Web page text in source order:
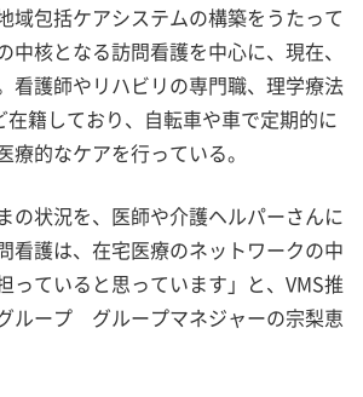
域包括ケアシステムの構築をうたって
中核となる訪問看護を中心に、現在、
看護師やリハビリの専門職、理学療法
籍しており、自転車や車で定期的に
療的なケアを行っている。
の状況を、医師や介護ヘルパーさんに
看護は、在宅医療のネットワークの中
っていると思っています」と、VMS推
ループ グループマネジャーの宗梨恵